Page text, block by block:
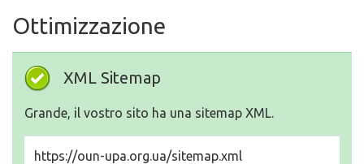
Ottimizzazione
XML Sitemap
Grande, il vostro sito ha una sitemap XML.
https://oun-upa.org.ua/sitemap.xml